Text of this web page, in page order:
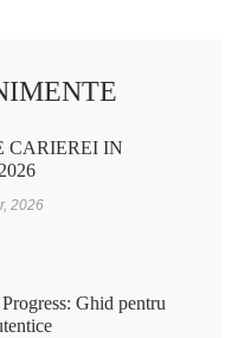
CARIEREI IN
2026
Ghid pentru